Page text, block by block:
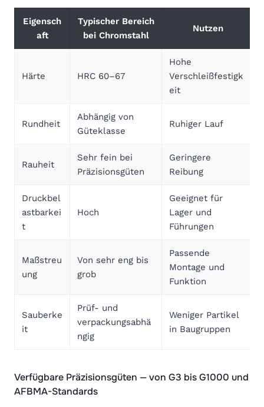
Eigensch
aft
Typischer Bereich
bei Chromstahl
Nutzen
Härte HRC 60–67
Hohe
Verschleißfestigk
eit
Rundheit
Abhängig von
Güteklasse
Ruhiger Lauf
Rauheit
Sehr fein bei
Präzisionsgüten
Geringere
Reibung
Druckbel
astbarkei
t
Hoch
Geeignet für
Lager und
Führungen
Maßstreu
ung
Von sehr eng bis
grob
Passende
Montage und
Funktion
Sauberke
it
Prüf- und
verpackungsabhä
ngig
Weniger Partikel
in Baugruppen
Verfügbare Präzisionsgüten — von G3 bis G1000 und
AFBMA-Standards